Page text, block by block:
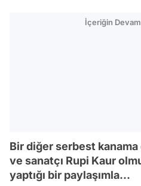
İçeriğin
Bir diğer serbest
ve sanatçı Rupi Kaur
yaptığı bir paylaşımla...